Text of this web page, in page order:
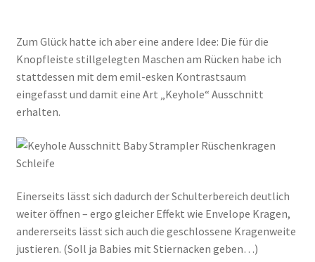
Zum Glück hatte ich aber eine andere Idee: Die für die
Knopfleiste stillgelegten Maschen am Rücken habe ich
stattdessen mit dem emil-esken Kontrastsaum
eingefasst und damit eine Art „Keyhole“ Ausschnitt
erhalten.
Einerseits lässt sich dadurch der Schulterbereich deutlich
weiter öffnen – ergo gleicher Effekt wie Envelope Kragen,
andererseits lässt sich auch die geschlossene Kragenweite
justieren. (Soll ja Babies mit Stiernacken geben…)